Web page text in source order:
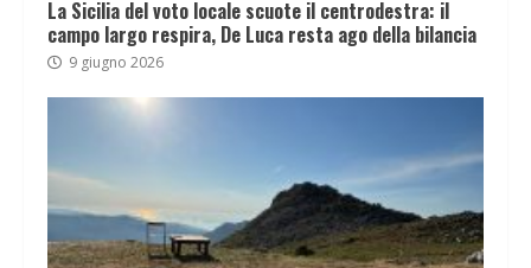
La Sicilia del voto locale scuote il centrodestra: il
campo largo respira, De Luca resta ago della bilancia
9 giugno 2026